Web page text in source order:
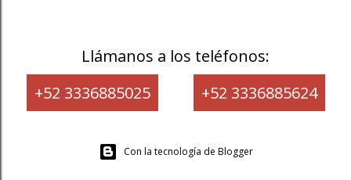
Llámanos a los teléfonos:
+52 3336885025
+52 3336885624
Con la tecnología de Blogger